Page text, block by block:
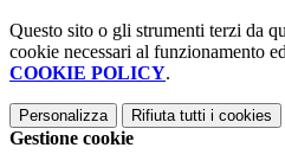
Questo sito o gli strumenti terzi da
cookie necessari al funzionamento
COOKIE POLICY.
Personalizza Rifiuta tutti i cookies
Gestione cookie